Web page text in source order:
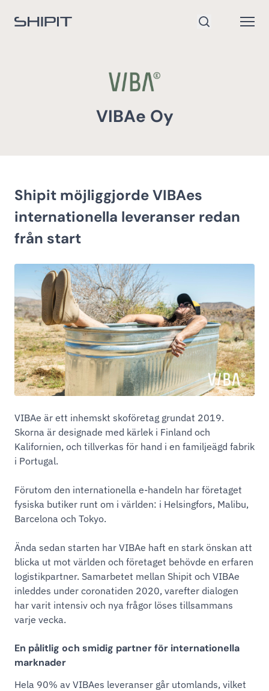
Gå till startsidan
VIBAe Oy
Shipit möjliggjorde VIBAes
internationella leveranser redan
från start
VIBAe är ett inhemskt skoföretag grundat 2019.
Skorna är designade med kärlek i Finland och
Kalifornien, och tillverkas för hand i en familjeägd fabrik
i Portugal.
Förutom den internationella e-handeln har företaget
fysiska butiker runt om i världen: i Helsingfors, Malibu,
Barcelona och Tokyo.
Ända sedan starten har VIBAe haft en stark önskan att
blicka ut mot världen och företaget behövde en erfaren
logistikpartner. Samarbetet mellan Shipit och VIBAe
inleddes under coronatiden 2020, varefter dialogen
har varit intensiv och nya frågor löses tillsammans
varje vecka.
En pålitlig och smidig partner för internationella
marknader
Hela 90% av VIBAes leveranser går utomlands, vilket